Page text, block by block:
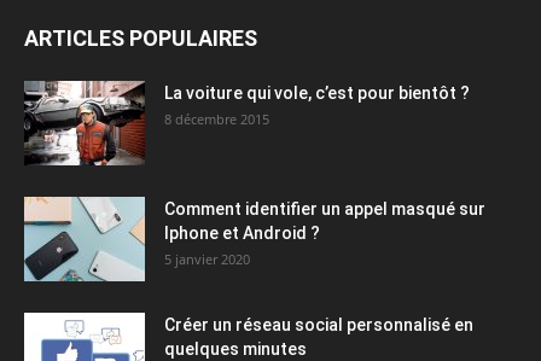
ARTICLES POPULAIRES
La voiture qui vole, c’est pour bientôt ?
8 décembre 2015
Comment identifier un appel masqué sur
Iphone et Android ?
5 janvier 2020
Créer un réseau social personnalisé en
quelques minutes